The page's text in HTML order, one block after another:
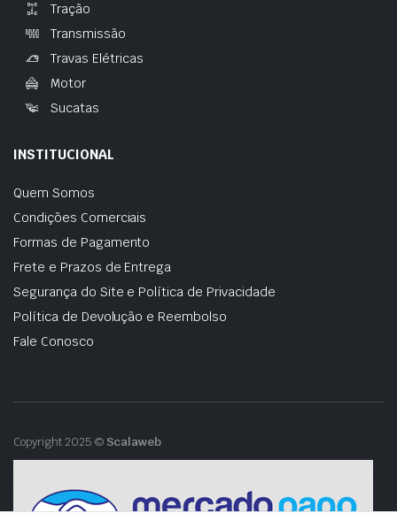
Tração
Transmissão
Travas Elétricas
Motor
Sucatas
INSTITUCIONAL
Quem Somos
Condições Comerciais
Formas de Pagamento
Frete e Prazos de Entrega
Segurança do Site e Política de Privacidade
Política de Devolução e Reembolso
Fale Conosco
Copyright 2025 © Scalaweb